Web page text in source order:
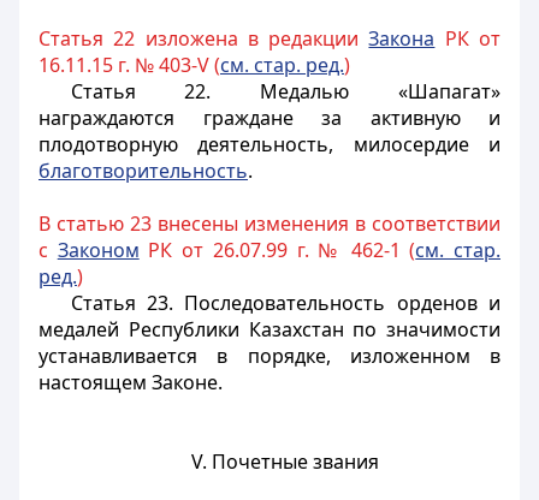
Статья 22 изложена в редакцииЗакона РК от
16.11.15 г. № 403-V (см. стар. ред.)
Статья 22. Медалью «Шапагат»
награждаются граждане за активную и
плодотворную деятельность, милосердие и
благотворительность.
В статью 23 внесены изменения в соответствии
с Законом РК от 26.07.99 г. № 462-1 (см. стар.
ред.)
Статья 23. Последовательность орденов и
медалей Республики Казахстан по значимости
устанавливается в порядке, изложенном в
настоящем Законе.
V. Почетные звания